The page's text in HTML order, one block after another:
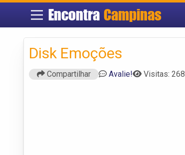
EncontraCampinas
Disk Emoções
Compartilhar Avalie! Visitas: 268